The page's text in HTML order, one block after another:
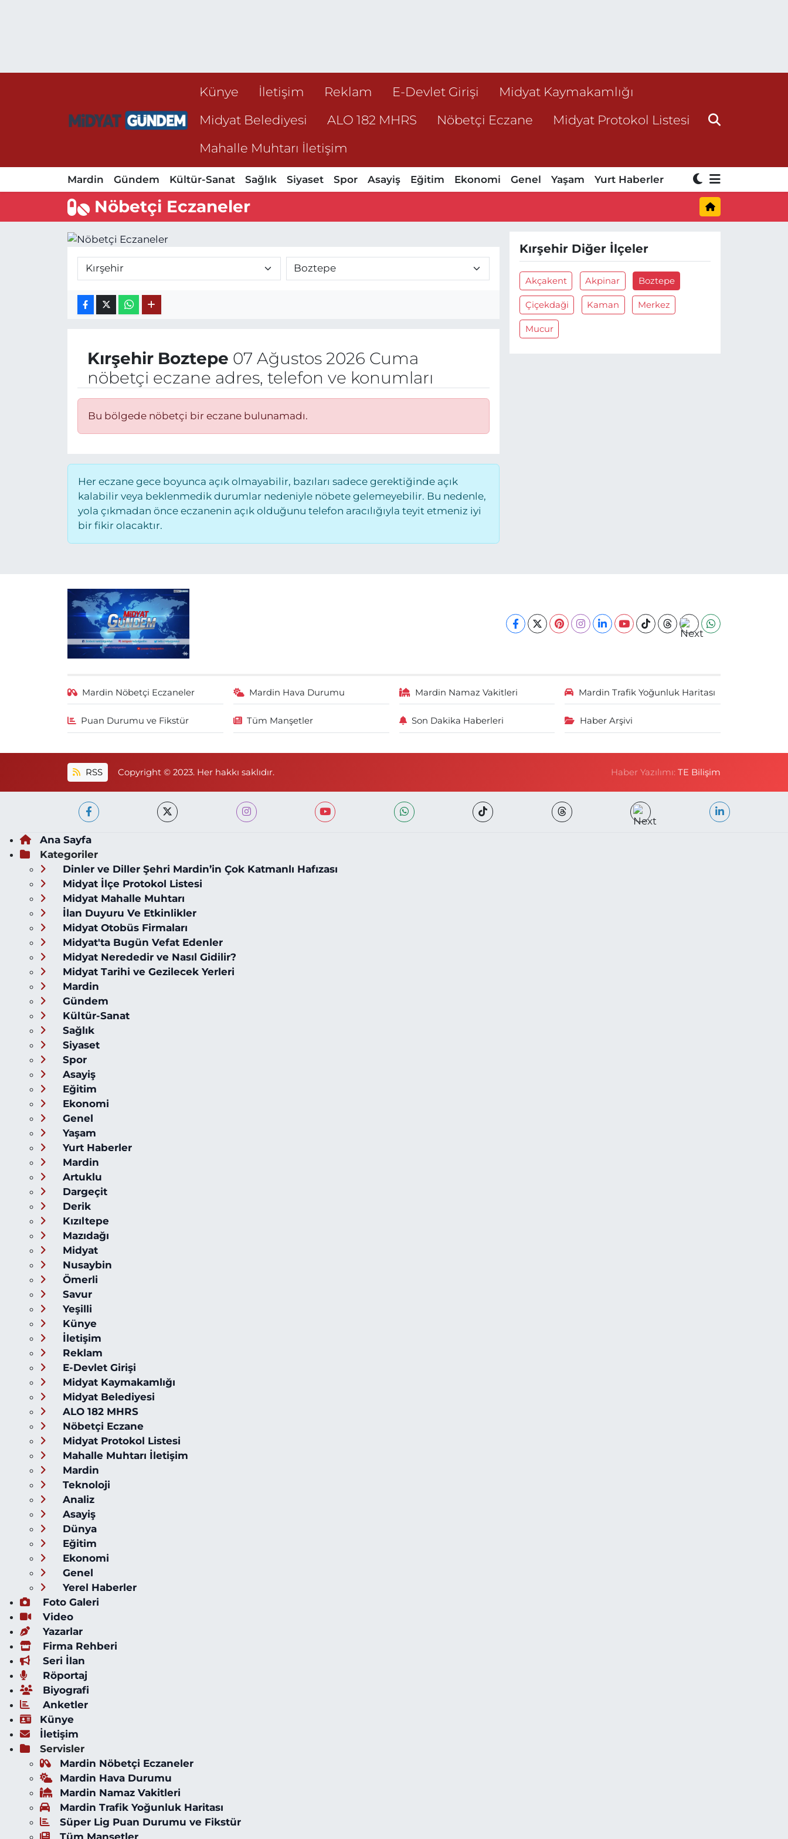
Künye İletişim Reklam E-Devlet Girişi
Midyat Kaymakamlığı
Midyat Belediyesi
ALO 182 MHRS Nöbetçi Eczane
Midyat Protokol Listesi
Mahalle Muhtarı İletişim
Mardin Gündem Kültür-Sanat Sağlık Siyaset Spor Asayiş Eğitim Ekonomi Genel Yaşam Yurt Haberler
Nöbetçi Eczaneler
Kırşehir Boztepe 07 Ağustos 2026 Cuma
nöbetçi eczane adres, telefon ve konumları
Bu bölgede nöbetçi bir eczane bulunamadı.
Her eczane gece boyunca açık olmayabilir, bazıları sadece gerektiğinde açık
kalabilir veya beklenmedik durumlar nedeniyle nöbete gelemeyebilir. Bu nedenle,
yola çıkmadan önce eczanenin açık olduğunu telefon aracılığıyla teyit etmeniz iyi
bir fikir olacaktır.
Kırşehir Diğer İlçeler
Akçakent Akpinar Boztepe
Çiçekdaği Kaman Merkez
Mucur
Mardin Nöbetçi Eczaneler Mardin Hava Durumu Mardin Namaz Vakitleri Mardin Trafik Yoğunluk Haritası
Puan Durumu ve Fikstür Tüm Manşetler Son Dakika Haberleri Haber Arşivi
RSS Copyright © 2023. Her hakkı saklıdır. Haber Yazılımı:TE Bilişim
Ana Sayfa
Kategoriler
Dinler ve Diller Şehri Mardin’in Çok Katmanlı Hafızası
Midyat İlçe Protokol Listesi
Midyat Mahalle Muhtarı
İlan Duyuru Ve Etkinlikler
Midyat Otobüs Firmaları
Midyat'ta Bugün Vefat Edenler
Midyat Nerededir ve Nasıl Gidilir?
Midyat Tarihi ve Gezilecek Yerleri
Mardin
Gündem
Kültür-Sanat
Sağlık
Siyaset
Spor
Asayiş
Eğitim
Ekonomi
Genel
Yaşam
Yurt Haberler
Mardin
Artuklu
Dargeçit
Derik
Kızıltepe
Mazıdağı
Midyat
Nusaybin
Ömerli
Savur
Yeşilli
Künye
İletişim
Reklam
E-Devlet Girişi
Midyat Kaymakamlığı
Midyat Belediyesi
ALO 182 MHRS
Nöbetçi Eczane
Midyat Protokol Listesi
Mahalle Muhtarı İletişim
Mardin
Teknoloji
Analiz
Asayiş
Dünya
Eğitim
Ekonomi
Genel
Yerel Haberler
Foto Galeri
Video
Yazarlar
Firma Rehberi
Seri İlan
Röportaj
Biyografi
Anketler
Künye
İletişim
Servisler
Mardin Nöbetçi Eczaneler
Mardin Hava Durumu
Mardin Namaz Vakitleri
Mardin Trafik Yoğunluk Haritası
Süper Lig Puan Durumu ve Fikstür
Tüm Manşetler